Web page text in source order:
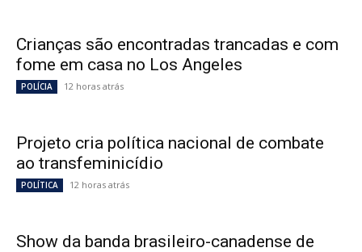
Crianças são encontradas trancadas e com
fome em casa no Los Angeles
POLÍCIA 12 horas atrás
Projeto cria política nacional de combate
ao transfeminicídio
POLÍTICA 12 horas atrás
Show da banda brasileiro-canadense de